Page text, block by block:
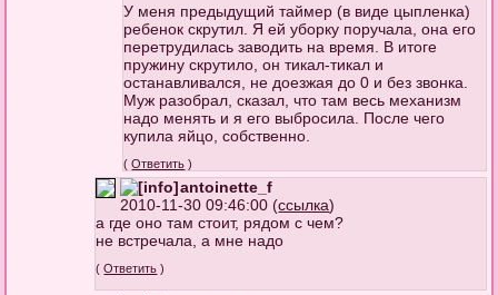
У меня предыдущий таймер (в виде цыпленка)
ребенок скрутил. Я ей уборку поручала, она его
перетрудилась заводить на время. В итоге
пружину скрутило, он тикал-тикал и
останавливался, не доезжая до 0 и без звонка.
Муж разобрал, сказал, что там весь механизм
надо менять и я его выбросила. После чего
купила яйцо, собственно.
(Ответить )
antoinette_f
2010-11-30 09:46:00 (ссылка)
а где оно там стоит, рядом с чем?
не встречала, а мне надо
(Ответить )